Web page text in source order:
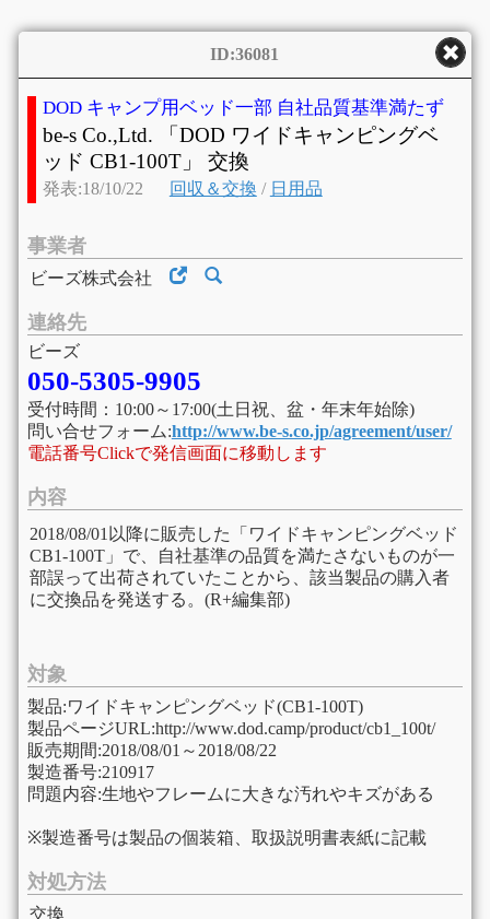
ID:36081
DOD キャンプ用ベッド一部 自社品質基準満たず
be-s Co.,Ltd. 「DOD ワイドキャンピングベ
ッド CB1-100T」 交換
発表:18/10/22 回収＆交換 / 日用品
事業者
ビーズ株式会社
連絡先
ビーズ
050-5305-9905
受付時間：10:00～17:00(土日祝、盆・年末年始除)
問い合せフォーム:http://www.be-s.co.jp/agreement/user/
電話番号Clickで発信画面に移動します
内容
2018/08/01以降に販売した「ワイドキャンピングベッド
CB1-100T」で、自社基準の品質を満たさないものが一
部誤って出荷されていたことから、該当製品の購入者
に交換品を発送する。(R+編集部)
対象
製品:ワイドキャンピングベッド(CB1-100T)
製品ページURL:http://www.dod.camp/product/cb1_100t/
販売期間:2018/08/01～2018/08/22
製造番号:210917
問題内容:生地やフレームに大きな汚れやキズがある
※製造番号は製品の個装箱、取扱説明書表紙に記載
対処方法
交換